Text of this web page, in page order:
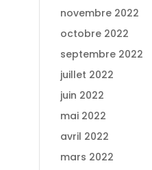
novembre 2022
octobre 2022
septembre 2022
juillet 2022
juin 2022
mai 2022
avril 2022
mars 2022